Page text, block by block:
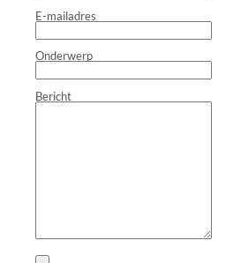
E-mailadres
Onderwerp
Bericht